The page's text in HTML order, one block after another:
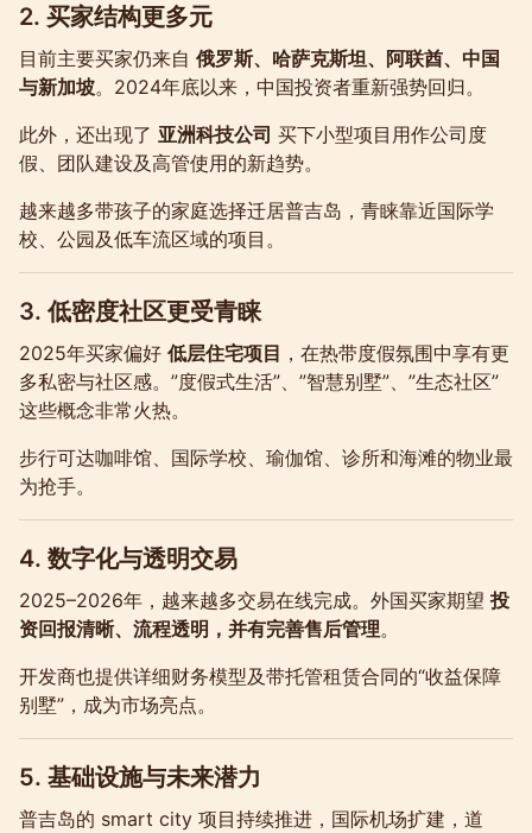
2. 买家结构更多元
目前主要买家仍来自 俄罗斯、哈萨克斯坦、阿联酋、中国
与新加坡。2024年底以来，中国投资者重新强势回归。
此外，还出现了 亚洲科技公司 买下小型项目用作公司度
假、团队建设及高管使用的新趋势。
越来越多带孩子的家庭选择迁居普吉岛，青睐靠近国际学
校、公园及低车流区域的项目。
3. 低密度社区更受青睐
2025年买家偏好 低层住宅项目 ，在热带度假氛围中享有更
多私密与社区感。”度假式生活”、”智慧别墅”、”生态社区”
这些概念非常火热。
步行可达咖啡馆、国际学校、瑜伽馆、诊所和海滩的物业最
为抢手。
4. 数字化与透明交易
2025–2026年，越来越多交易在线完成。外国买家期望 投
资回报清晰、流程透明，并有完善售后管理。
开发商也提供详细财务模型及带托管租赁合同的“收益保障
别墅”，成为市场亮点。
5. 基础设施与未来潜力
普吉岛的 smart city 项目持续推进，国际机场扩建，道